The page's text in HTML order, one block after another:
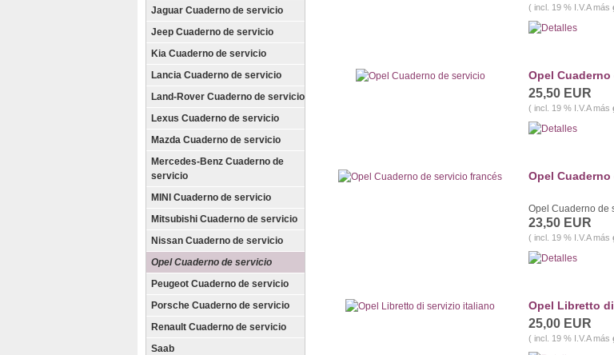
Jaguar Cuaderno de servicio
Jeep Cuaderno de servicio
Kia Cuaderno de servicio
Lancia Cuaderno de servicio
Land-Rover Cuaderno de servicio
Lexus Cuaderno de servicio
Mazda Cuaderno de servicio
Mercedes-Benz Cuaderno de
servicio
MINI Cuaderno de servicio
Mitsubishi Cuaderno de servicio
Nissan Cuaderno de servicio
Opel Cuaderno de servicio
Peugeot Cuaderno de servicio
Porsche Cuaderno de servicio
Renault Cuaderno de servicio
Saab
( incl. 19 % I.V.A más
Opel
25,50 EUR
( incl. 19 % I.V.A más
Opel
Opel Cuaderno de
23,50 EUR
( incl. 19 % I.V.A más
Opel Libretto
25,00 EUR
( incl. 19 % I.V.A más